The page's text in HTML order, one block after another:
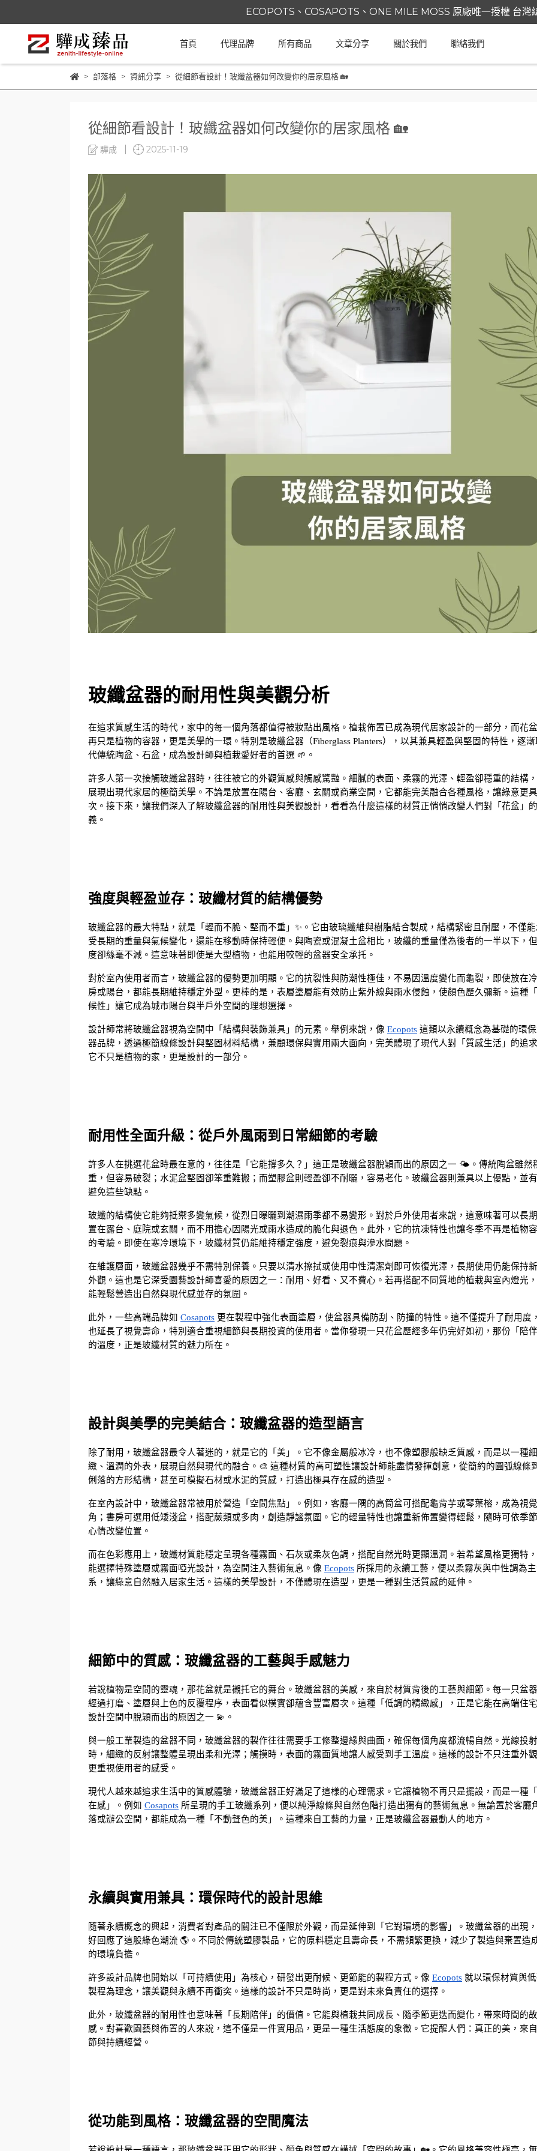
ECOPOTS、COSAPOTS、ONE MILE MOSS 原廠唯一授權 台灣
首頁 代理品牌 所有商品 文章分享 關於我們 聯絡我們
部落格 資訊分享 從細節看設計！玻纖盆器如何改變你的居家風格 🏡
從細節看設計！玻纖盆器如何改變你的居家風格 🏡
驊成 2025-11-19
玻纖盆器的耐用性與美觀分析
在追求質感生活的時代，家中的每一個角落都值得被妝點出風格。植栽佈置已成為現代居家設計的一部分，而花
再只是植物的容器，更是美學的一環。特別是玻纖盆器（Fiberglass Planters），以其兼具輕盈與堅固的特性，逐漸
代傳統陶盆、石盆，成為設計師與植栽愛好者的首選 🌱。
許多人第一次接觸玻纖盆器時，往往被它的外觀質感與觸感驚豔。細膩的表面、柔霧的光澤、輕盈卻穩重的結構
展現出現代家居的極簡美學。不論是放置在陽台、客廳、玄關或商業空間，它都能完美融合各種風格，讓綠意更
次。接下來，讓我們深入了解玻纖盆器的耐用性與美觀設計，看看為什麼這樣的材質正悄悄改變人們對「花盆」
義。
強度與輕盈並存：玻纖材質的結構優勢
玻纖盆器的最大特點，就是「輕而不脆、堅而不重」✨。它由玻璃纖維與樹脂結合製成，結構緊密且耐壓，不僅能
受長期的重量與氣候變化，還能在移動時保持輕便。與陶瓷或混凝土盆相比，玻纖的重量僅為後者的一半以下，
度卻絲毫不減。這意味著即使是大型植物，也能用較輕的盆器安全承托。
對於室內使用者而言，玻纖盆器的優勢更加明顯。它的抗裂性與防潮性極佳，不易因溫度變化而龜裂，即使放在
房或陽台，都能長期維持穩定外型。更棒的是，表層塗層能有效防止紫外線與雨水侵蝕，使顏色歷久彌新。這種
候性」讓它成為城市陽台與半戶外空間的理想選擇。
設計師常將玻纖盆器視為空間中「結構與裝飾兼具」的元素。舉例來說，像 Ecopots 這類以永續概念為基礎的環
器品牌，透過極簡線條設計與堅固材料結構，兼顧環保與實用兩大面向，完美體現了現代人對「質感生活」的追求
它不只是植物的家，更是設計的一部分。
耐用性全面升級：從戶外風雨到日常細節的考驗
許多人在挑選花盆時最在意的，往往是「它能撐多久？」這正是玻纖盆器脫穎而出的原因之一 🌤。傳統陶盆雖然
重，但容易破裂；水泥盆堅固卻笨重難搬；而塑膠盆則輕盈卻不耐曬，容易老化。玻纖盆器則兼具以上優點，並
避免這些缺點。
玻纖的結構使它能夠抵禦多變氣候，從烈日曝曬到潮濕雨季都不易變形。對於戶外使用者來說，這意味著可以長
置在露台、庭院或玄關，而不用擔心因陽光或雨水造成的脆化與退色。此外，它的抗凍特性也讓冬季不再是植物
的考驗。即使在寒冷環境下，玻纖材質仍能維持穩定強度，避免裂痕與滲水問題。
在維護層面，玻纖盆器幾乎不需特別保養。只要以清水擦拭或使用中性清潔劑即可恢復光澤，長期使用仍能保持
外觀。這也是它深受園藝設計師喜愛的原因之一：耐用、好看、又不費心。若再搭配不同質地的植栽與室內燈光
能輕鬆營造出自然與現代感並存的氛圍。
此外，一些高端品牌如 Cosapots 更在製程中強化表面塗層，使盆器具備防刮、防撞的特性。這不僅提升了耐用度，
也延長了視覺壽命，特別適合重視細節與長期投資的使用者。當你發現一只花盆歷經多年仍完好如初，那份「陪伴
的溫度，正是玻纖材質的魅力所在。
設計與美學的完美結合：玻纖盆器的造型語言
除了耐用，玻纖盆器最令人著迷的，就是它的「美」。它不像金屬般冰冷，也不像塑膠般缺乏質感，而是以一種細
緻、溫潤的外表，展現自然與現代的融合。🎨 這種材質的高可塑性讓設計師能盡情發揮創意，從簡約的圓弧線條到
俐落的方形結構，甚至可模擬石材或水泥的質感，打造出極具存在感的造型。
在室內設計中，玻纖盆器常被用於營造「空間焦點」。例如，客廳一隅的高筒盆可搭配龜背芋或琴葉榕，成為視
角；書房可選用低矮淺盆，搭配蕨類或多肉，創造靜謐氛圍。它的輕量特性也讓重新佈置變得輕鬆，隨時可依季
心情改變位置。
而在色彩應用上，玻纖材質能穩定呈現各種霧面、石灰或柔灰色調，搭配自然光時更顯溫潤。若希望風格更獨特
能選擇特殊塗層或霧面啞光設計，為空間注入藝術氣息。像 Ecopots 所採用的永續工藝，便以柔霧灰與中性調為
系，讓綠意自然融入居家生活。這樣的美學設計，不僅體現在造型，更是一種對生活質感的延伸。
細節中的質感：玻纖盆器的工藝與手感魅力
若說植物是空間的靈魂，那花盆就是襯托它的舞台。玻纖盆器的美感，來自於材質背後的工藝與細節。每一只盆
經過打磨、塗層與上色的反覆程序，表面看似樸實卻蘊含豐富層次。這種「低調的精緻感」，正是它能在高端住
設計空間中脫穎而出的原因之一 💫。
與一般工業製造的盆器不同，玻纖盆器的製作往往需要手工修整邊緣與曲面，確保每個角度都流暢自然。光線投射
時，細緻的反射讓整體呈現出柔和光澤；觸摸時，表面的霧面質地讓人感受到手工溫度。這樣的設計不只注重外觀
更重視使用者的感受。
現代人越來越追求生活中的質感體驗，玻纖盆器正好滿足了這樣的心理需求。它讓植物不再只是擺設，而是一種
在感」。例如 Cosapots 所呈現的手工玻纖系列，便以純淨線條與自然色階打造出獨有的藝術氣息。無論置於客廳
落或辦公空間，都能成為一種「不動聲色的美」。這種來自工藝的力量，正是玻纖盆器最動人的地方。
永續與實用兼具：環保時代的設計思維
隨著永續概念的興起，消費者對產品的關注已不僅限於外觀，而是延伸到「它對環境的影響」。玻纖盆器的出現
好回應了這股綠色潮流 🌎。不同於傳統塑膠製品，它的原料穩定且壽命長，不需頻繁更換，減少了製造與棄置造
的環境負擔。
許多設計品牌也開始以「可持續使用」為核心，研發出更耐候、更節能的製程方式。像 Ecopots 就以環保材質與
製程為理念，讓美觀與永續不再衝突。這樣的設計不只是時尚，更是對未來負責任的選擇。
此外，玻纖盆器的耐用性也意味著「長期陪伴」的價值。它能與植栽共同成長、隨季節更迭而變化，帶來時間的
感。對喜歡園藝與佈置的人來說，這不僅是一件實用品，更是一種生活態度的象徵。它提醒人們：真正的美，來
節與持續經營。
從功能到風格：玻纖盆器的空間魔法